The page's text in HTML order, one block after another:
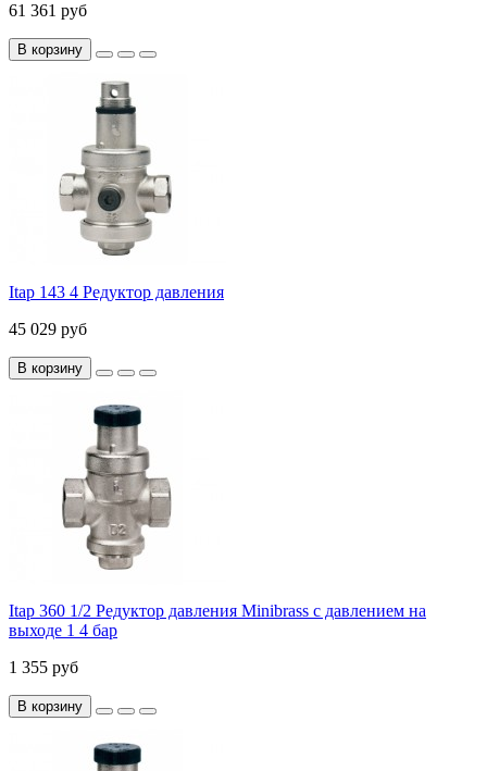
61 361 руб
В корзину
Itap 143 4 Редуктор давления
45 029 руб
В корзину
Itap 360 1/2 Редуктор давления Minibrass с давлением на
выходе 1 4 бар
1 355 руб
В корзину